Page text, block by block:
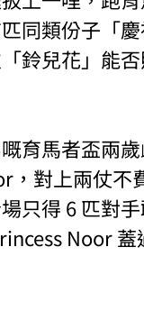
同類份子「
鈴兒花」能
育馬者盃兩
對上兩仗不
只得 6 匹對
Noor